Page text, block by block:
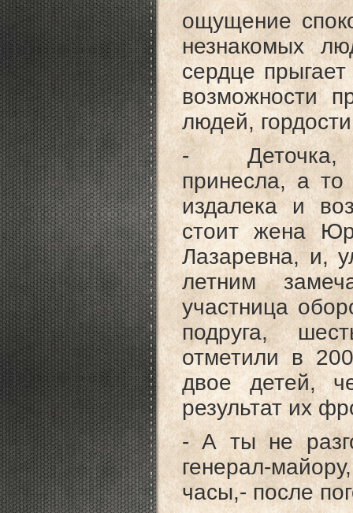
ощущение
незнакомых
сердце
возможности
людей,
- Деточка, я
принесла, а
издалека и
стоит жена
Лазаревна, и,
летним
участница
подруга,
отметили в
двое детей,
результат их
- А ты не
генерал-
часы,- после